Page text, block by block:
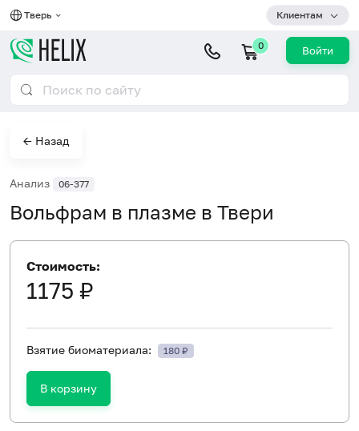
Тверь Клиентам
0 Войти
← Назад
Анализ 06-377
Вольфрам в плазме в Твери
Стоимость:
1175 ₽
Взятие биоматериала: 180 ₽
В корзину